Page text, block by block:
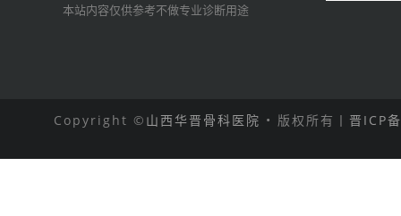
本站内容仅供参考不做专业诊断用途
Copyright © 山西华晋骨科医院 • 版权所有丨 晋ICP